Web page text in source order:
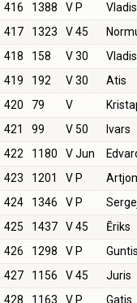
416
1388 V P
417
1323 V 45
418
158 V 30
419
192 V 30 Atis
420
79 V
421
99 V 50 Ivars
422
1180 V Jun
423
1201 V P
424
1346 V P
425
1437 V 45 Ēriks
426
1298 V P Guntis
427
1156 V 45 Juris
428
1163 V P Gatis